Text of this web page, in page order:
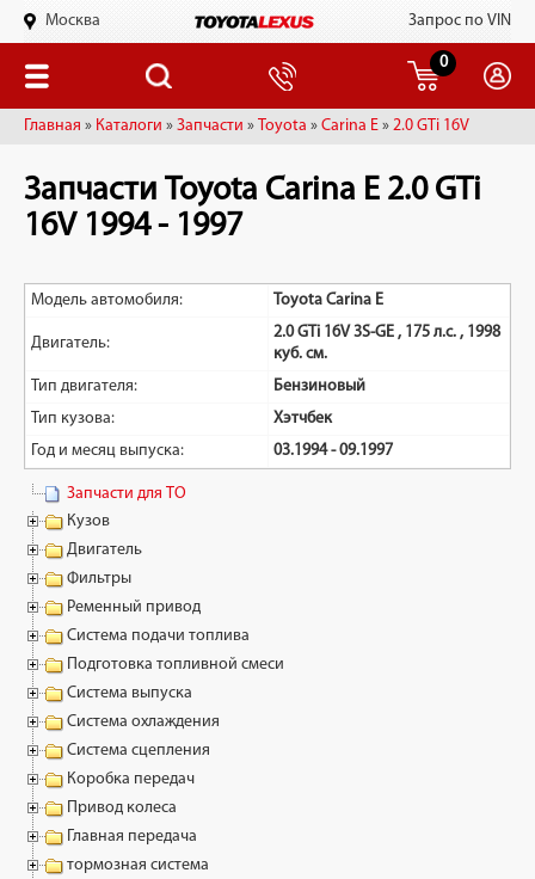
Москва Запрос по VIN
0
Главная » Каталоги » Запчасти » Toyota » Carina E » 2.0 GTi 16V
Запчасти Toyota Carina E 2.0 GTi
16V 1994 - 1997
Модель автомобиля: Toyota Carina E
Двигатель:
2.0 GTi 16V 3S-GE , 175 л.с. , 1998
куб. см.
Тип двигателя:
Бензиновый
Тип кузова:
Хэтчбек
Год и месяц выпуска:
03.1994 - 09.1997
Запчасти для ТО
Кузов
Двигатель
Фильтры
Ременный привод
Система подачи топлива
Подготовка топливной смеси
Система выпуска
Система охлаждения
Система сцепления
Коробка передач
Привод колеса
Главная передача
тормозная система